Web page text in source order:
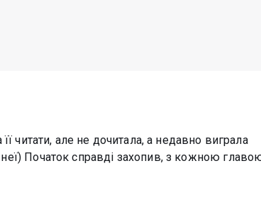
читати, але не дочитала, а недавно виграла
Початок справді захопив, з кожною